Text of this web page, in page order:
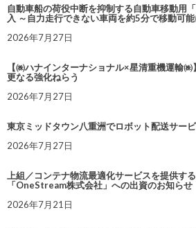
自動車船の荷役中断を抑制する自動車移動用
入 ～自力走行できない車両を約5分で移動可能
2026年7月27日
【㈱ハナインターナショナル×星清重機運輸
更なる強化ねらう
2026年7月27日
東京ミッドタウン八重洲でロボット配送サー
2026年7月27日
上組／コンテナ物流最適化サービスを提供す
「OneStream株式会社」への出資のお知らせ
2026年7月21日